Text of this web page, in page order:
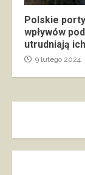
Polskie
wpływów
utrudniają
9 lutego 2024